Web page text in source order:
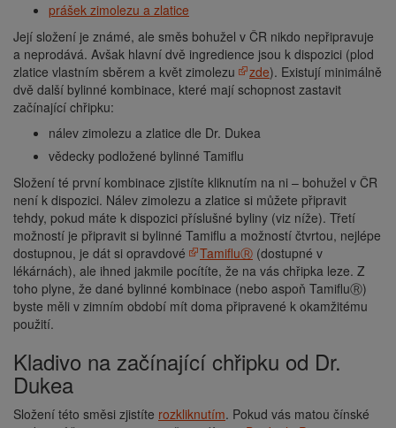
prášek zimolezu a zlatice
Její složení je známé, ale směs bohužel v ČR nikdo nepřipravuje
a neprodává. Avšak hlavní dvě ingredience jsou k dispozici (plod
zlatice vlastním sběrem a květ zimolezu
zde). Existují minimálně
dvě další bylinné kombinace, které mají schopnost zastavit
začínající chřipku:
nálev zimolezu a zlatice dle Dr. Dukea
vědecky podložené bylinné Tamiflu
Složení té první kombinace zjistíte kliknutím na ni – bohužel v ČR
není k dispozici. Nálev zimolezu a zlatice si můžete připravit
tehdy, pokud máte k dispozici příslušné byliny (viz níže). Třetí
možností je připravit si bylinné Tamiflu a možností čtvrtou, nejlépe
dostupnou, je dát si opravdové
TamifluⓇ (dostupné v
lékárnách), ale ihned jakmile pocítíte, že na vás chřipka leze. Z
toho plyne, že dané bylinné kombinace (nebo aspoň TamifluⓇ)
byste měli v zimním období mít doma připravené k okamžitému
použití.
Kladivo na začínající chřipku od Dr.
Dukea
Složení této směsi zjistíte rozkliknutím. Pokud vás matou čínské